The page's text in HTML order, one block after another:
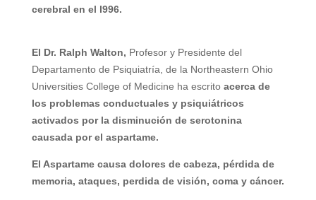
cerebral en el l996.
El Dr. Ralph Walton, Profesor y Presidente del
Departamento de Psiquiatría, de la Northeastern Ohio
Universities College of Medicine ha escrito acerca de
los problemas conductuales y psiquiátricos
activados por la disminución de serotonina
causada por el aspartame.
El Aspartame causa dolores de cabeza, pérdida de
memoria, ataques, perdida de visión, coma y cáncer.